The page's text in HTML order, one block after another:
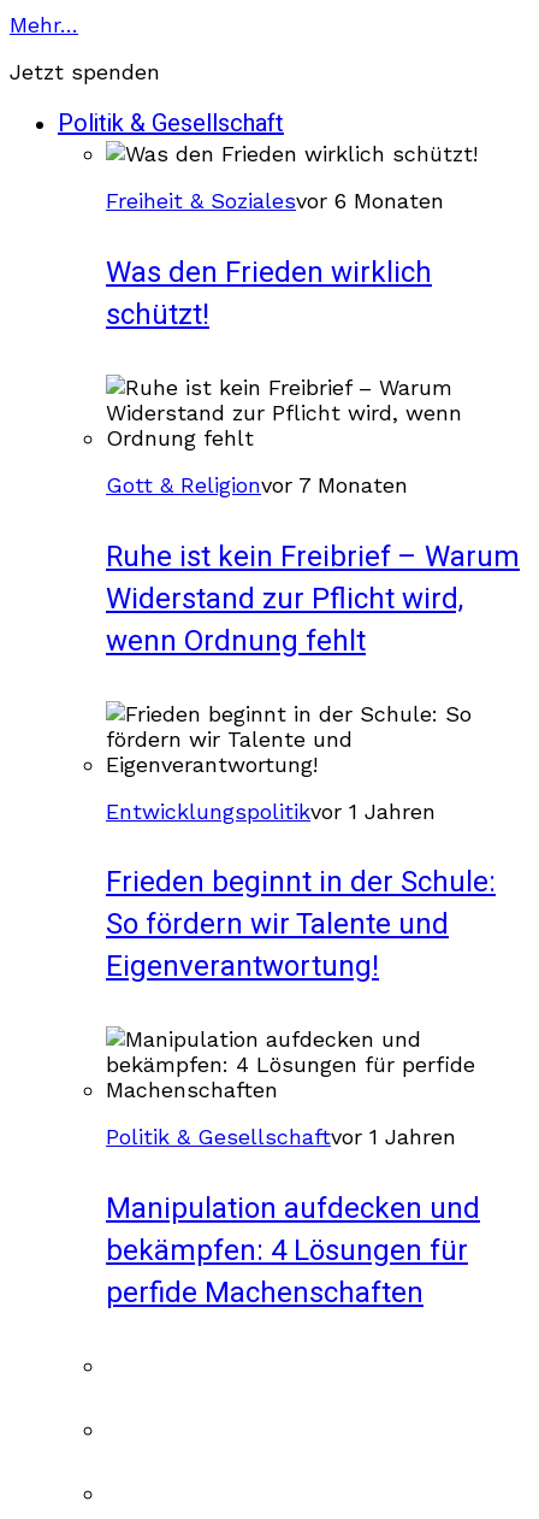
Mehr…
Jetzt spenden
Politik & Gesellschaft
Freiheit & Sozialesvor 6 Monaten
Was den Frieden wirklich
schützt!
Gott & Religionvor 7 Monaten
Ruhe ist kein Freibrief – Warum
Widerstand zur Pflicht wird,
wenn Ordnung fehlt
Entwicklungspolitikvor 1 Jahren
Frieden beginnt in der Schule:
So fördern wir Talente und
Eigenverantwortung!
Politik & Gesellschaftvor 1 Jahren
Manipulation aufdecken und
bekämpfen: 4 Lösungen für
perfide Machenschaften